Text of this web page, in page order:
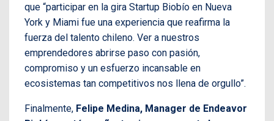
que “participar en la gira Startup Biobío en Nueva
York y Miami fue una experiencia que reafirma la
fuerza del talento chileno. Ver a nuestros
emprendedores abrirse paso con pasión,
compromiso y un esfuerzo incansable en
ecosistemas tan competitivos nos llena de orgullo”.
Finalmente, Felipe Medina, Manager de Endeavor